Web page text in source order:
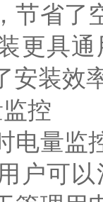
节省了
更具
安装效
控
量监控
户可